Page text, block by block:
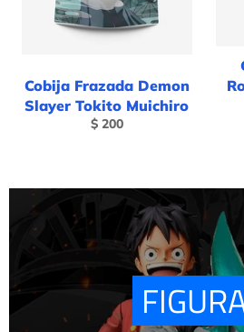
Cobija Frazada Demon
Slayer Tokito Muichiro
Precio
$ 200